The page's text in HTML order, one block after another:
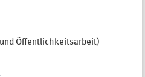
und Öffentlichkeitsarbeit)